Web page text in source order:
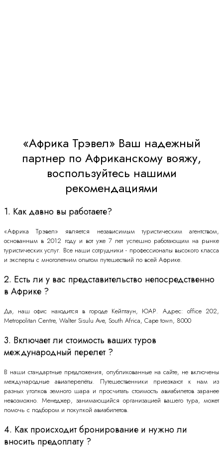
«Африка Трэвел» Ваш надежный
партнер по Африканскому вояжу,
воспользуйтесь нашими
рекомендациями
1. Как давно вы работаете?
«Африка Трэвел» является независимым туристическим агентством,
основанным в 2012 году и вот уже 7 лет успешно работающим на рынке
туристических услуг. Все наши сотрудники - профессионалы высокого класса
и эксперты с многолетним опытом путешествий по всей Африке.
2. Есть ли у вас представительство непосредственно
в Африке ?
Да, наш офис находится в городе Кейптаун, ЮАР. Адрес: office 202,
Metropolitan Centre, Walter Sisulu Ave, South Africa, Cape town, 8000
3. Включает ли стоимость ваших туров
международный перелет ?
В наши стандартные предложения, опубликованные на сайте, не включены
международные авиаперелёты. Путешественники приезжают к нам из
разных уголков земного шара и просчитать стоимость авиабилетов заранее
невозможно. Менеджер, занимающийся организацией вашего тура, может
помочь с подбором и покупкой авиабилетов.
4. Как происходит бронирование и нужно ли
вносить предоплату ?